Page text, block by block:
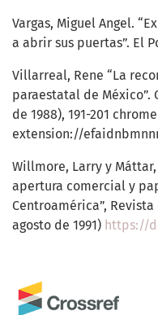
Vargas, Miguel Angel.
a abrir sus puertas”. El
Villarreal, Rene “La
paraestatal de México”.
de 1988), 191-201
extension://
Willmore, Larry y
apertura comercial y
Centroamérica”, Revista
agosto de 1991) https://